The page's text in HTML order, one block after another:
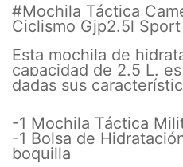
#Mochila Táctica
Ciclismo Gjp2.5l Sport
Esta mochila de
capacidad de 2.5 L.
dadas sus
-1 Mochila Táctica
-1 Bolsa de
boquilla